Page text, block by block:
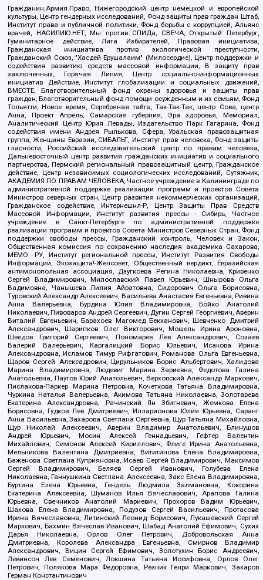
Гражданин.Армия.Право, Нижегородский центр немецкой и европейской
культуры, Центр гендерных исследований, Фонд защиты прав граждан Штаб,
Институт права и публичной политики, Фонд борьбы с коррупцией, Альянс
врачей, НАСИЛИЮ.НЕТ, Мы против СПИДа, СВЕЧА, Открытый Петербург,
Гуманитарное действие, Лига Избирателей, Правовая инициатива,
Гражданская инициатива против экологической преступности,
Гражданский Союз, "Хасдей Ерушалаим" (Милосердие), Центр поддержки и
содействия развитию средств массовой информации, В защиту прав
заключенных, Горячая Линия, Центр социально-информационных
инициатив Действие, Институт глобализации и социальных движений,
ВМЕСТЕ, Благотворительный фонд охраны здоровья и защиты прав
граждан, Благотворительный фонд помощи осужденным и их семьям, Фонд
Тольятти, Новое время, Серебряная тайга, Так-Так-Так, центр Сова, центр
Анна, Проект Апрель, Самарская губерния, Эра здоровья, Мемориал,
Аналитический Центр Юрия Левады, Издательство Парк Гагарина, Фонд
содействия имени Андрея Рылькова, Сфера, Уральская правозащитная
группа, Женщины Евразии, СИБАЛЬТ, Институт прав человека, Фонд защиты
гласности, Российский исследовательский центр по правам человека,
Дальневосточный центр развития гражданских инициатив и социального
партнерства, Пермский региональный правозащитный центр, Гражданское
действие, Центр независимых социологических исследований, Сутяжник,
АКАДЕМИЯ ПО ПРАВАМ ЧЕЛОВЕКА, Частное учреждение в Калининграде по
административной поддержке реализации программ и проектов Совета
Министров северных стран, Центр развития некоммерческих организаций,
Гражданское содействие, Интернешнл-Р, Центр Защиты Прав Средств
Массовой Информации, Институт развития прессы - Сибирь, Частное
учреждение в Санкт-Петербурге по административной поддержке
реализации программ и проектов Совета Министров Северных Стран, Фонд
поддержки свободы прессы, Гражданский контроль, Человек и Закон,
Общественная комиссия по сохранению наследия академика Сахарова,
МЕМО. РУ, Институт региональной прессы, Институт Развития Свободы
Информации, Экозащита!-Женсовет, Общественный вердикт, Евразийская
антимонопольная ассоциация, Дзугкоева Регина Николаевна, Кривенко
Сергей Владимирович, Милославский Павел Юрьевич, Шнырова Ольга
Вадимовна, Чанышева Лилия Айратовна, Сидорович Ольга Борисовна,
Туровский Александр Алексеевич, Васильева Анастасия Евгеньевна, Ривина
Анна Валерьевна, Бурдина Юлия Владимировна, Бойко Анатолий
Николаевич, Пивоваров Андрей Сергеевич, Дугин Сергей Георгиевич, Аверин
Виталий Евгеньевич, Барахоев Магомед Бекханович, Шевченко Дмитрий
Александрович, Шарипков Олег Викторович, Мошель Ирина Ароновна,
Шведов Григорий Сергеевич, Пономарев Лев Александрович, Созаев
Валерий Валерьевич, Каргалицкий Борис Юльевич, Исакова Ирина
Александровна, Исламов Тимур Рифгатович, Романова Ольга Евгеньевна,
Щаров Сергей Алексадрович, Цирульников Борис Альбертович, Халидова
Марина Владимировна, Людевиг Марина Зариевна, Федотова Галина
Анатольевна, Паутов Юрий Анатольевич, Верховский Александр Маркович,
Пислакова-Паркер Марина Петровна, Кочеткова Татьяна Владимировна,
Чуркина Наталья Валерьевна, Акимова Татьяна Николаевна, Золотарева
Екатерина Александровна, Рачинский Ян Збигневич, Жемкова Елена
Борисовна, Гудков Лев Дмитриевич, Илларионова Юлия Юрьевна, Саранг
Анна Васильевна, Захарова Светлана Сергеевна, Щур Татьяна Михайловна,
Щур Николай Алексеевич, Аверин Владимир Анатольевич, Блинушов
Андрей Юрьевич, Мосин Алексей Геннадьевич, Гефтер Валентин
Михайлович, Симонов Алексей Кириллович, Флиге Ирина Анатольевна,
Мельникова Валентина Дмитриевна, Вититинова Елена Владимировна,
Баженова Светлана Куприяновна, Исаев Сергей Владимирович, Максимов
Сергей Владимирович, Беляев Сергей Иванович, Голубева Елена
Николаевна, Ганнушкина Светлана Алексеевна, Закс Елена Владимировна,
Буртина Елена Юрьевна, Гендель Людмила Залмановна, Кокорина
Екатерина Алексеевна, Шуманов Илья Вячеславович, Арапова Галина
Юрьевна, Свечников Анатолий Мариевич, Прохоров Вадим Юрьевич,
Шахова Елена Владимировна, Подузов Сергей Васильевич, Протасова
Ирина Вячеславовна, Литинский Леонид Борисович, Лукашевский Сергей
Маркович, Бахмин Вячеслав Иванович, Шабад Анатолий Ефимович, Сухих
Дарья Николаевна, Орлов Олег Петрович, Добровольская Анна
Дмитриевна, Королева Александра Евгеньевна, Смирнов Владимир
Александрович, Вицин Сергей Ефимович, Золотухин Борис Андреевич,
Левинсон Лев Семенович, Локшина Татьяна Иосифовна, Орлов Олег
Петрович, Полякова Мара Федоровна, Резник Генри Маркович, Захаров
Герман Константинович